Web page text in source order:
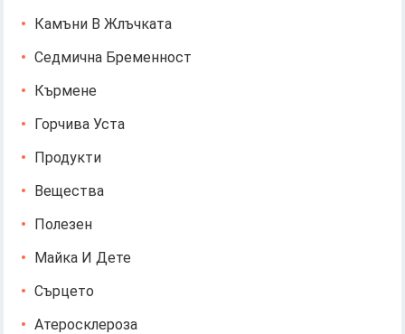
Камъни В Жлъчката
Седмична Бременност
Кърмене
Горчива Уста
Продукти
Вещества
Полезен
Майка И Дете
Сърцето
Атеросклероза